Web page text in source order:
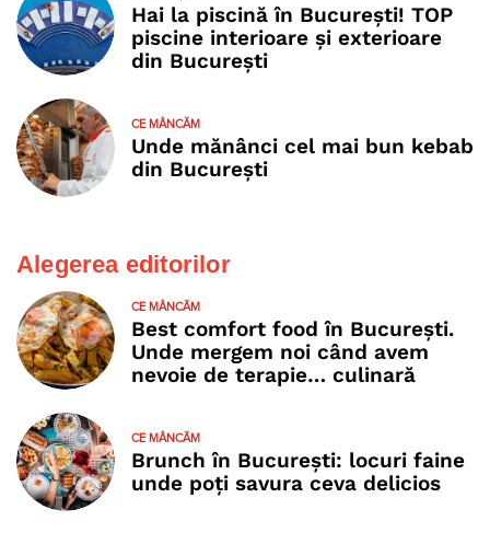
Hai la piscină în București! TOP
piscine interioare și exterioare
din București
CE MÂNCĂM
Unde mănânci cel mai bun kebab
din București
Alegerea editorilor
CE MÂNCĂM
Best comfort food în București.
Unde mergem noi când avem
nevoie de terapie… culinară
CE MÂNCĂM
Brunch în București: locuri faine
unde poţi savura ceva delicios